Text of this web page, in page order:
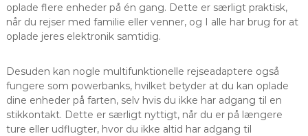
oplade flere enheder på én gang. Dette er særligt praktisk,
når du rejser med familie eller venner, og I alle har brug for at
oplade jeres elektronik samtidig.
Desuden kan nogle multifunktionelle rejseadaptere også
fungere som powerbanks, hvilket betyder at du kan oplade
dine enheder på farten, selv hvis du ikke har adgang til en
stikkontakt. Dette er særligt nyttigt, når du er på længere
ture eller udflugter, hvor du ikke altid har adgang til